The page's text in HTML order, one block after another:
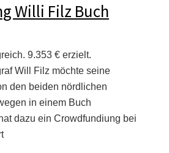
Willi Filz Buch
9.353 € erzielt.
Will Filz möchte seine
den beiden nördlichen
in einem Buch
dazu ein Crowdfundiung bei